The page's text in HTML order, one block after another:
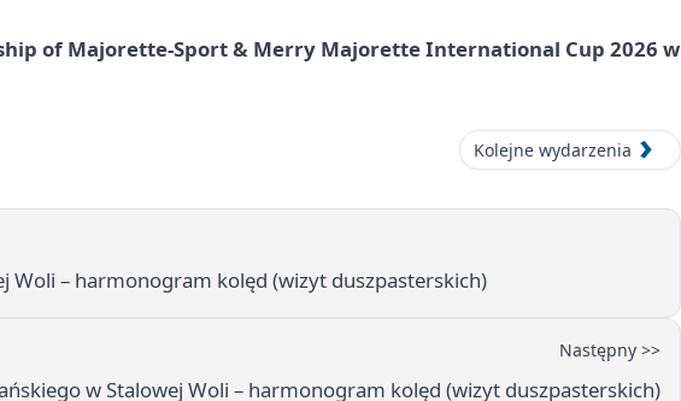
of Majorette-Sport & Merry Majorette International Cup 2026 w
Kolejne wydarzenia
Woli – harmonogram kolęd (wizyt duszpasterskich)
Następny >>
w Stalowej Woli – harmonogram kolęd (wizyt duszpasterskich)